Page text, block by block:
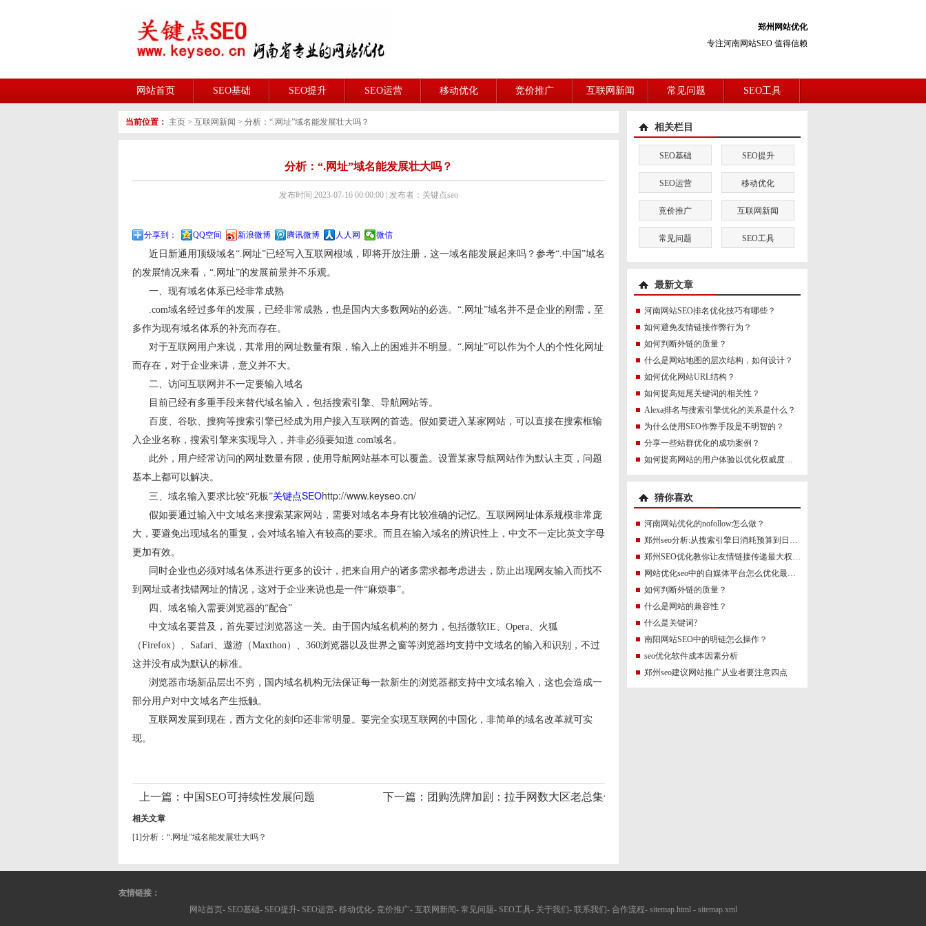
郑州网站优化
专注河南网站SEO 值得信赖
网站首页 SEO基础 SEO提升 SEO运营 移动优化 竞价推广 互联网新闻 常见问题 SEO工具
当前位置： 主页 > 互联网新闻 > 分析：“.网址”域名能发展壮大吗？
分析：“.网址”域名能发展壮大吗？
发布时间:2023-07-16 00:00:00 | 发布者：关键点seo
分享到： QQ空间 新浪微博 腾讯微博 人人网 微信
近日新通用顶级域名“.网址”已经写入互联网根域，即将开放注册，这一域名能发展起来吗？参考“.中国”域名
的发展情况来看，“.网址”的发展前景并不乐观。
一、现有域名体系已经非常成熟
.com域名经过多年的发展，已经非常成熟，也是国内大多数网站的必选。“.网址”域名并不是企业的刚需，至
多作为现有域名体系的补充而存在。
对于互联网用户来说，其常用的网址数量有限，输入上的困难并不明显。“.网址”可以作为个人的个性化网址
而存在，对于企业来讲，意义并不大。
二、访问互联网并不一定要输入域名
目前已经有多重手段来替代域名输入，包括搜索引擎、导航网站等。
百度、谷歌、搜狗等搜索引擎已经成为用户接入互联网的首选。假如要进入某家网站，可以直接在搜索框输
入企业名称，搜索引擎来实现导入，并非必须要知道.com域名。
此外，用户经常访问的网址数量有限，使用导航网站基本可以覆盖。设置某家导航网站作为默认主页，问题
基本上都可以解决。
三、域名输入要求比较“死板”关键点SEOhttp://www.keyseo.cn/
假如要通过输入中文域名来搜索某家网站，需要对域名本身有比较准确的记忆。互联网网址体系规模非常庞
大，要避免出现域名的重复，会对域名输入有较高的要求。而且在输入域名的辨识性上，中文不一定比英文字母
更加有效。
同时企业也必须对域名体系进行更多的设计，把来自用户的诸多需求都考虑进去，防止出现网友输入而找不
到网址或者找错网址的情况，这对于企业来说也是一件“麻烦事”。
四、域名输入需要浏览器的“配合”
中文域名要普及，首先要过浏览器这一关。由于国内域名机构的努力，包括微软IE、Opera、火狐
（Firefox）、Safari、遨游（Maxthon）、360浏览器以及世界之窗等浏览器均支持中文域名的输入和识别，不过
这并没有成为默认的标准。
浏览器市场新品层出不穷，国内域名机构无法保证每一款新生的浏览器都支持中文域名输入，这也会造成一
部分用户对中文域名产生抵触。
互联网发展到现在，西方文化的刻印还非常明显。要完全实现互联网的中国化，非简单的域名改革就可实
现。
上一篇： 中国SEO可持续性发展问题 下一篇： 团购洗牌加剧：拉手网数大区老总集体撤退
相关文章
[1]分析：“.网址”域名能发展壮大吗？
相关栏目
SEO基础 SEO提升
SEO运营 移动优化
竞价推广 互联网新闻
常见问题 SEO工具
最新文章
河南网站SEO排名优化技巧有哪些？
如何避免友情链接作弊行为？
如何判断外链的质量？
什么是网站地图的层次结构，如何设计？
如何优化网站URL结构？
如何提高短尾关键词的相关性？
Alexa排名与搜索引擎优化的关系是什么？
为什么使用SEO作弊手段是不明智的？
分享一些站群优化的成功案例？
如何提高网站的用户体验以优化权威度讯号？
猜你喜欢
河南网站优化的nofollow怎么做？
郑州seo分析:从搜索引擎日消耗预算到日访客预算的转变
郑州SEO优化教你让友情链接传递最大权值的建设
网站优化seo中的自媒体平台怎么优化最好？
如何判断外链的质量？
什么是网站的兼容性？
什么是关键词?
南阳网站SEO中的明链怎么操作？
seo优化软件成本因素分析
郑州seo建议网站推广从业者要注意四点
友情链接：
网站首页- SEO基础- SEO提升- SEO运营- 移动优化- 竞价推广- 互联网新闻- 常见问题- SEO工具- 关于我们- 联系我们- 合作流程- sitemap.html- sitemap.xml